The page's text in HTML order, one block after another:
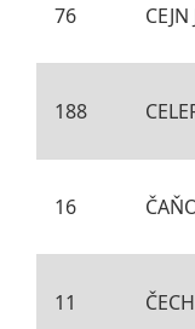
76
188
16
11